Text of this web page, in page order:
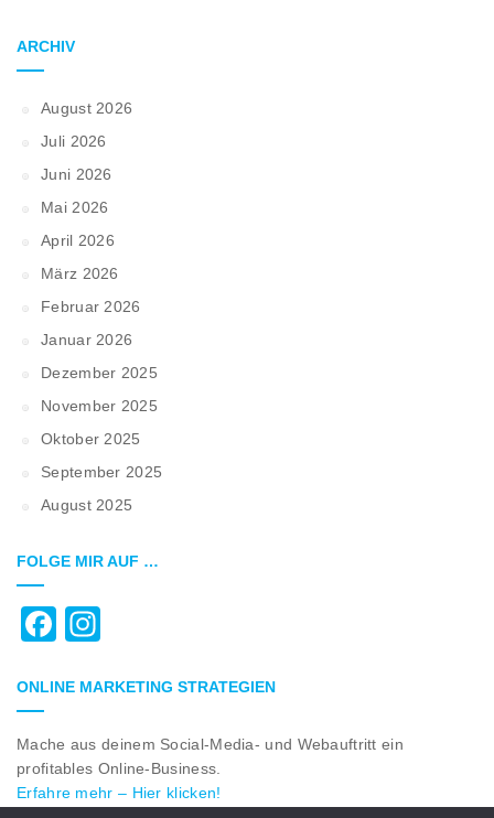
ARCHIV
August 2026
Juli 2026
Juni 2026
Mai 2026
April 2026
März 2026
Februar 2026
Januar 2026
Dezember 2025
November 2025
Oktober 2025
September 2025
August 2025
FOLGE MIR AUF …
Facebook
ONLINE MARKETING STRATEGIEN
Mache aus deinem Social-Media- und Webauftritt ein
profitables Online-Business.
Erfahre mehr – Hier klicken!